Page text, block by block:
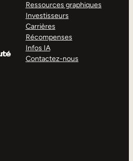
Ressources graphiques
Investisseurs
Carrières
Récompenses
Infos IA
Contactez-nous